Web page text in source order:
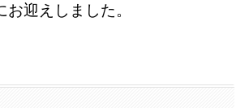
迎えしました。